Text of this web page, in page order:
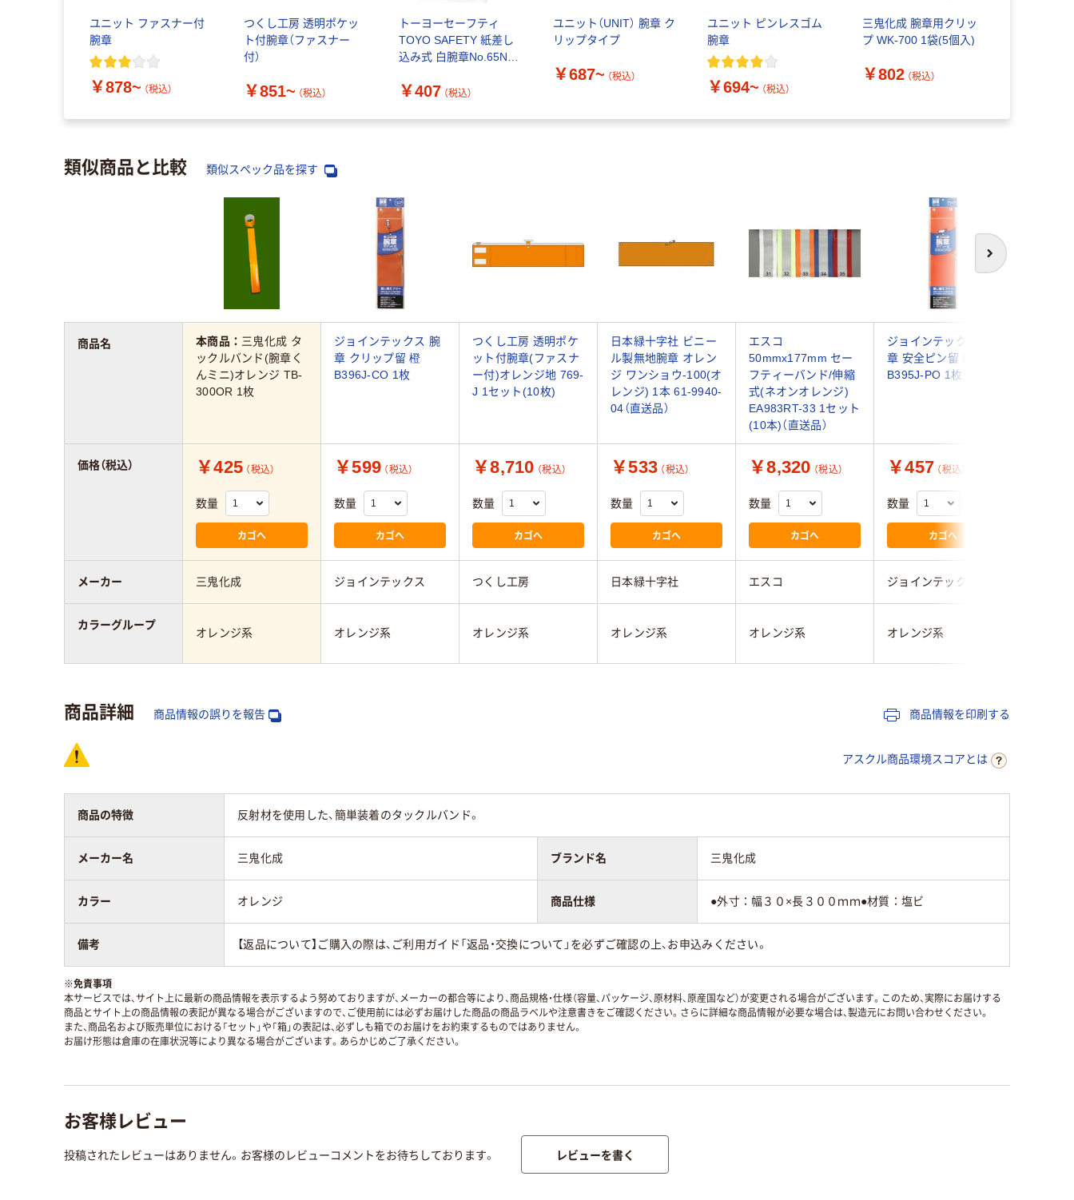
ユニット ファスナー付
腕章
￥878~ （税込）
つくし工房 透明ポケッ
ト付腕章（ファスナー
付）
￥851~ （税込）
トーヨーセーフティ
TOYO SAFETY 紙差し
込み式 白腕章No.65N
￥407 （税込）
ユニット（UNIT） 腕章 ク
リップタイプ
￥687~ （税込）
ユニット ピンレスゴム
腕章
￥694~ （税込）
三鬼化成 腕章用クリッ
プ WK-700 1袋(5個入)
￥802 （税込）
類似商品と比較 類似スペック品を探す
次へ
本商品： 三鬼化成 タ
ックルバンド(腕章く
んミニ)オレンジ TB-
300OR 1枚
ジョインテックス 腕
章 クリップ留 橙
B396J-CO 1枚
つくし工房 透明ポケ
ット付腕章(ファスナ
ー付)オレンジ地 769-
J 1セット(10枚)
日本緑十字社 ビニー
ル製無地腕章 オレン
ジ ワンショウ-100(オ
レンジ) 1本 61-9940-
04（直送品）
エスコ
50mmx177mm セー
フティーバンド/伸縮
式(ネオンオレンジ)
EA983RT-33 1セット
(10本)（直送品）
ジョインテックス 腕
章 安全ピン留 橙
B395J-PO 1枚
￥425 （税込）
数量
カゴへ
￥599 （税込）
数量
カゴへ
￥8,710 （税込）
数量
カゴへ
￥533 （税込）
数量
カゴへ
￥8,320 （税込）
数量
カゴへ
￥457 （税込）
数量
カゴへ
三鬼化成 ジョインテックス つくし工房 日本緑十字社 エスコ ジョインテックス
オレンジ系 オレンジ系 オレンジ系 オレンジ系 オレンジ系 オレンジ系
商品名
価格（税込）
メーカー
カラーグループ
商品詳細 商品情報の誤りを報告 商品情報を印刷する
アスクル商品環境スコアとは
商品の特徴 反射材を使用した、簡単装着のタックルバンド。
メーカー名 三鬼化成 ブランド名 三鬼化成
カラー オレンジ 商品仕様 ●外寸：幅３０×長３００ｍｍ●材質：塩ビ
備考 【返品について】ご購入の際は、ご利用ガイド「返品・交換について」を必ずご確認の上、お申込みください。
※免責事項
本サービスでは、サイト上に最新の商品情報を表示するよう努めておりますが、メーカーの都合等により、商品規格・仕様（容量、パッケージ、原材料、原産国など）が変更される場合がございます。このため、実際にお届けする
商品とサイト上の商品情報の表記が異なる場合がございますので、ご使用前には必ずお届けした商品の商品ラベルや注意書きをご確認ください。さらに詳細な商品情報が必要な場合は、製造元にお問い合わせください。
また、商品名および販売単位における「セット」や「箱」の表記は、必ずしも箱でのお届けをお約束するものではありません。
お届け形態は倉庫の在庫状況等により異なる場合がございます。あらかじめご了承ください。
お客様レビュー
投稿されたレビューはありません。お客様のレビューコメントをお待ちしております。 レビューを書く